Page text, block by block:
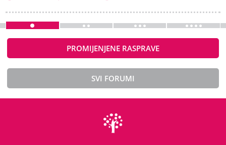
PROMIJENJENE RASPRAVE
SVI FORUMI